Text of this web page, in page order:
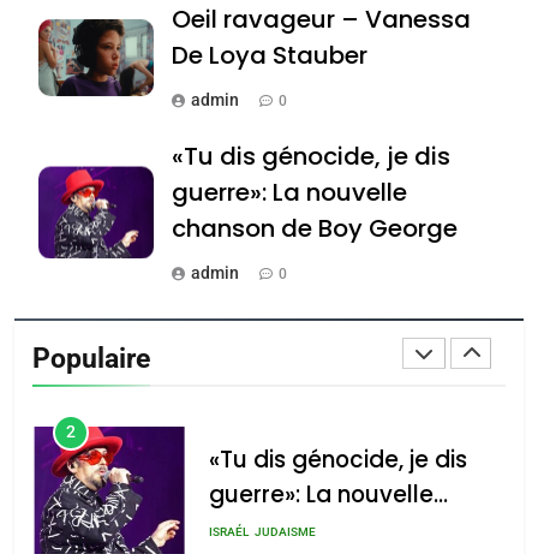
Oeil ravageur – Vanessa
De Loya Stauber
admin 0
«Tu dis génocide, je dis
guerre»: La nouvelle
chanson de Boy George
admin 0
Tout sur la Nostalgie
נשיא המדינה יצחק
הרצוג נפגש עם
נשיא ארגנטינה
חוויאר מיליי, במשכן
Accords d’Isaac: l’alliance
pourrait s’étendre à 13
pays d’Amérique latine
Populaire
Tafraout, le miel de Tadla
Azilal consacrés produits
du terroir
DAFINA MAROC
Oeil ravageur – Vanessa
De Loya Stauber
guerre»: La nouvelle
chanson de Boy George
3
Tout sur la Nostalgie